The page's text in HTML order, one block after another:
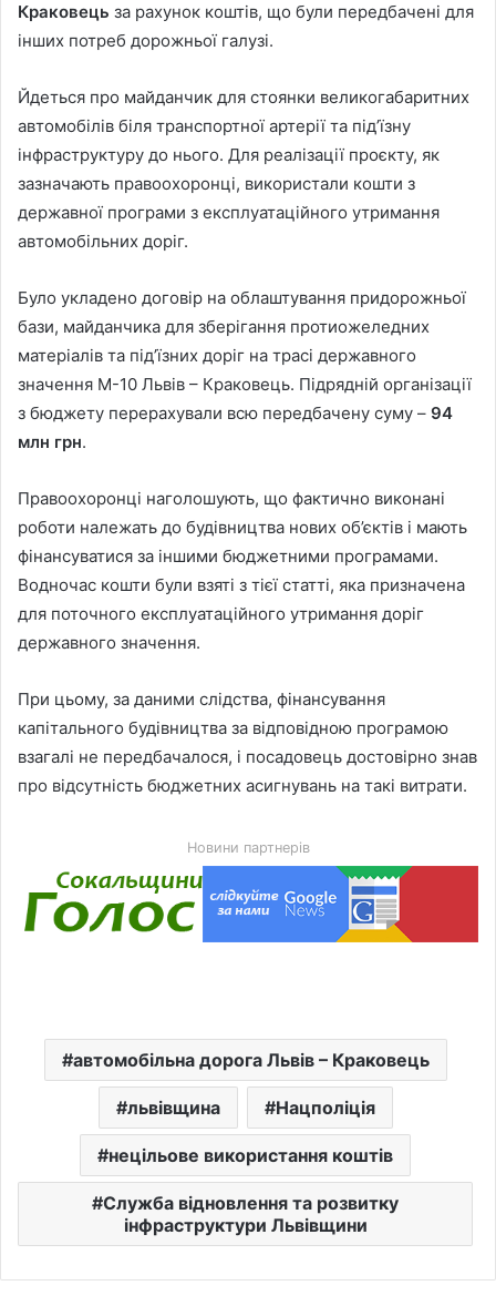
Краковець за рахунок коштів, що були передбачені для
інших потреб дорожньої галузі.
Йдеться про майданчик для стоянки великогабаритних
автомобілів біля транспортної артерії та під’їзну
інфраструктуру до нього. Для реалізації проєкту, як
зазначають правоохоронці, використали кошти з
державної програми з експлуатаційного утримання
автомобільних доріг.
Було укладено договір на облаштування придорожньої
бази, майданчика для зберігання протиожеледних
матеріалів та під’їзних доріг на трасі державного
значення М-10 Львів – Краковець. Підрядній організації
з бюджету перерахували всю передбачену суму – 94
млн грн.
Правоохоронці наголошують, що фактично виконані
роботи належать до будівництва нових об’єктів і мають
фінансуватися за іншими бюджетними програмами.
Водночас кошти були взяті з тієї статті, яка призначена
для поточного експлуатаційного утримання доріг
державного значення.
При цьому, за даними слідства, фінансування
капітального будівництва за відповідною програмою
взагалі не передбачалося, і посадовець достовірно знав
про відсутність бюджетних асигнувань на такі витрати.
Новини партнерів
автомобільна дорога Львів – Краковець
львівщина Нацполіція
нецільове використання коштів
Служба відновлення та розвитку
інфраструктури Львівщини